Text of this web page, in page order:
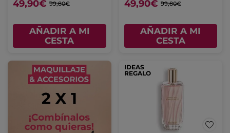
49,90€ 99,80€
AÑADIR A MI
CESTA
49,90€ 99,80€
AÑADIR A MI
CESTA
IDEAS
REGALO